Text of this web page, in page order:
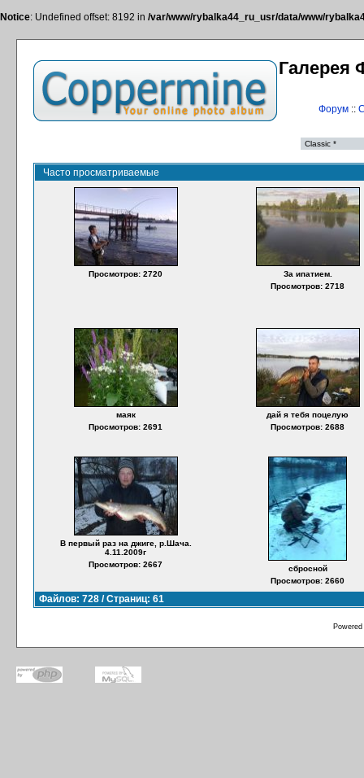
Notice: Undefined offset: 8192 in /var/www/rybalka44_ru_usr/data/www/
Галерея
Форум::
Часто просматриваемые
Просмотров: 2720
За ипатием.
Просмотров: 2718
маяк
Просмотров: 2691
дай я тебя поцелую
Просмотров: 2688
В первый раз на джиге, р.Шача.
4.11.2009г
Просмотров: 2667
сбросной
Просмотров: 2660
Файлов: 728 / Страниц: 61